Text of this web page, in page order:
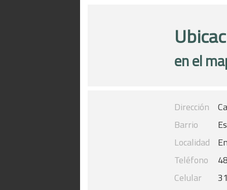
en el
Dirección
Barrio
Localidad
Teléfono
Celular